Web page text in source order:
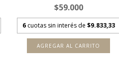
$59.000
6 cuotas sin interés de $9.833,33
AGREGAR AL CARRITO